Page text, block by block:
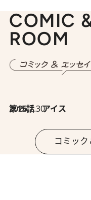
COMIC
ROOM
2026.7.30
第15話 アイス
コミッ